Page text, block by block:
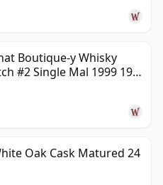
Boutique-y Whisky
#2 Single Mal 1999 19
Oak Cask Matured 24